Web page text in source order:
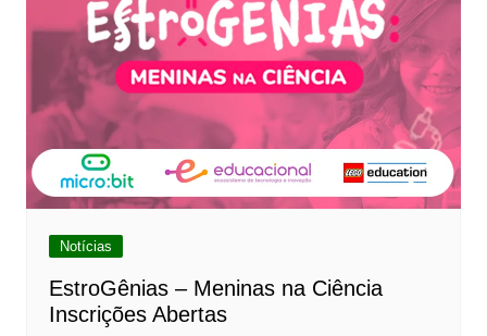
Notícias
EstroGênias – Meninas na Ciência
Inscrições Abertas